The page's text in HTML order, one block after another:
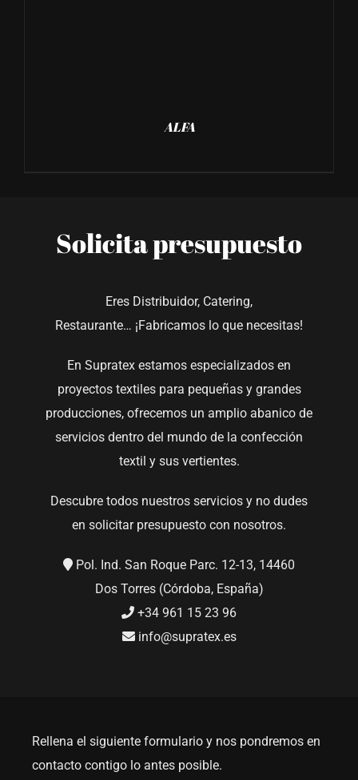
ALFA
Solicita presupuesto
Eres Distribuidor, Catering,
Restaurante… ¡Fabricamos lo que necesitas!
En Supratex estamos especializados en
proyectos textiles para pequeñas y grandes
producciones, ofrecemos un amplio abanico de
servicios dentro del mundo de la confección
textil y sus vertientes.
Descubre todos nuestros servicios y no dudes
en solicitar presupuesto con nosotros.
Pol. Ind. San Roque Parc. 12-13, 14460
Dos Torres (Córdoba, España)
+34 961 15 23 96
info@supratex.es
Rellena el siguiente formulario y nos pondremos en
contacto contigo lo antes posible.